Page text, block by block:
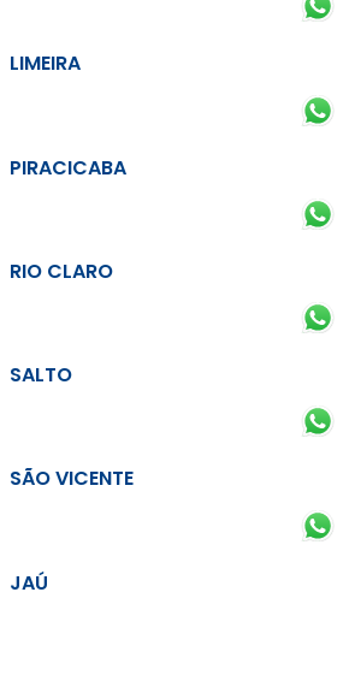
LIMEIRA
PIRACICABA
RIO CLARO
SALTO
SÃO VICENTE
JAÚ